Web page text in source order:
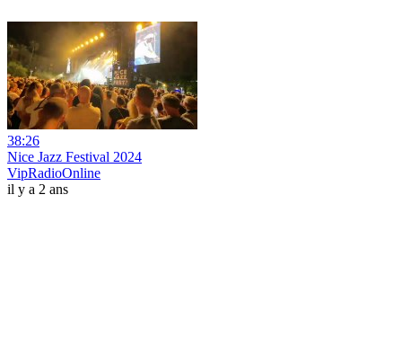
38:26
Nice Jazz Festival 2024
VipRadioOnline
il y a 2 ans